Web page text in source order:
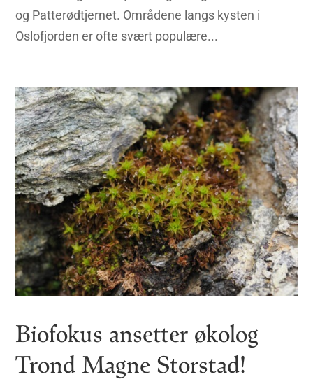
og Patterødtjernet. Områdene langs kysten i
Oslofjorden er ofte svært populære...
Biofokus ansetter økolog
Trond Magne Storstad!